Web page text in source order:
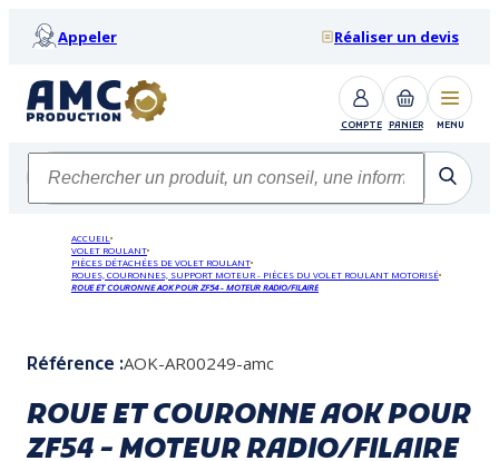
Appeler Réaliser un devis
COMPTE PANIER MENU
ACCUEIL
VOLET ROULANT
PIÈCES DÉTACHÉES DE VOLET ROULANT
ROUES, COURONNES, SUPPORT MOTEUR - PIÈCES DU VOLET ROULANT MOTORISÉ
ROUE ET COURONNE AOK POUR ZF54 - MOTEUR RADIO/FILAIRE
Référence :AOK-AR00249-amc
ROUE ET COURONNE AOK POUR
ZF54 - MOTEUR RADIO/FILAIRE